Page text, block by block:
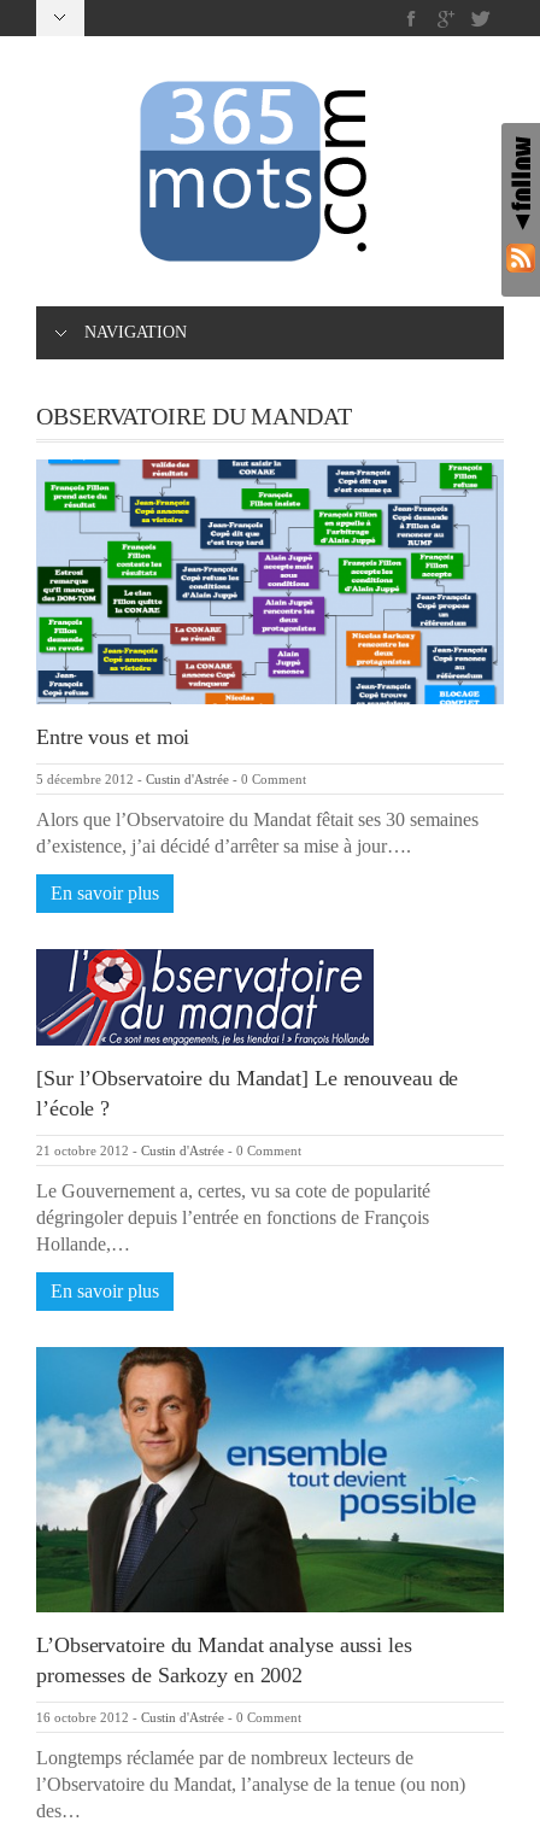
NAVIGATION
OBSERVATOIRE DU MANDAT
Entre vous et moi
5 décembre 2012 - Custin d'Astrée - 0 Comment
Alors que l’Observatoire du Mandat fêtait ses 30 semaines
d’existence, j’ai décidé d’arrêter sa mise à jour….
En savoir plus
[Sur l’Observatoire du Mandat] Le renouveau de
l’école ?
21 octobre 2012 - Custin d'Astrée - 0 Comment
Le Gouvernement a, certes, vu sa cote de popularité
dégringoler depuis l’entrée en fonctions de François
Hollande,…
En savoir plus
L’Observatoire du Mandat analyse aussi les
promesses de Sarkozy en 2002
16 octobre 2012 - Custin d'Astrée - 0 Comment
Longtemps réclamée par de nombreux lecteurs de
l’Observatoire du Mandat, l’analyse de la tenue (ou non)
des…